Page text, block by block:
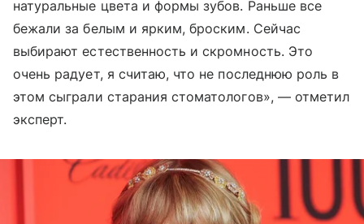
натуральные цвета и формы зубов. Раньше все
бежали за белым и ярким, броским. Сейчас
выбирают естественность и скромность. Это
очень радует, я считаю, что не последнюю роль в
этом сыграли старания стоматологов», — отметил
эксперт.